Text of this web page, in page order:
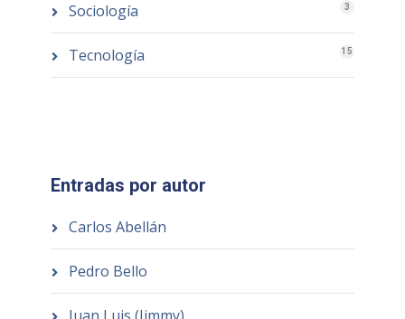
Sociología 3
Tecnología 15
Entradas por autor
Carlos Abellán
Pedro Bello